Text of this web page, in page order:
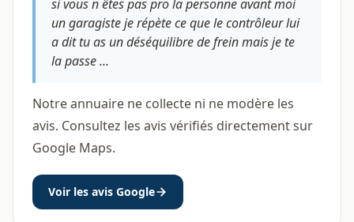
si vous n êtes pas pro la personne avant moi
un garagiste je répète ce que le contrôleur lui
a dit tu as un déséquilibre de frein mais je te
la passe ...
Notre annuaire ne collecte ni ne modère les
avis. Consultez les avis vérifiés directement sur
Google Maps.
Voir les avis Google